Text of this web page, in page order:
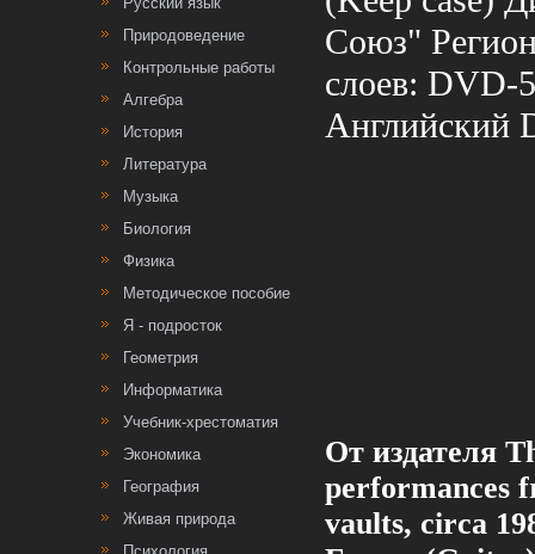
Природоведение
Контрольные работы
Алгебра
История
Литература
Музыка
Биология
Физика
Методическое пособие
Я - подросток
Геометрия
Информатика
Учебник-хрестоматия
Экономика
География
Живая природа
Союз"
слоев: DVD-
Английский
От издателя
performances
vaults, circa